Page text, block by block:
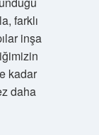
farklı
inşa
kadar
daha